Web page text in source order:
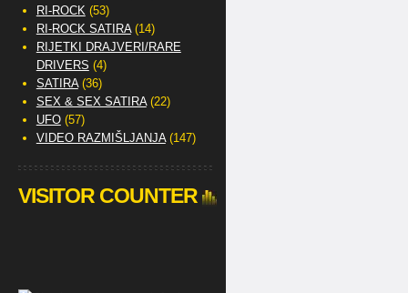
RI-ROCK(53)
RI-ROCK SATIRA(14)
RIJETKI DRAJVERI/RARE
DRIVERS (4)
SATIRA(36)
SEX & SEX SATIRA(22)
UFO(57)
VIDEO RAZMIŠLJANJA(147)
VISITOR COUNTER